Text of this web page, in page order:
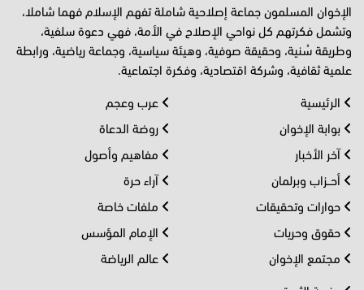
الإخوان المسلمون جماعة إصلاحية شاملة تفهم الإسلام فهما شاملا،
وتشمل فكرتهم كل نواحي الإصلاح في الأمة، فهي دعوة سلفية،
وطريقة سُنية، وحقيقة صوفية، وهيئة سياسية، وجماعة رياضية، ورابطة
علمية ثقافية، وشركة اقتصادية، وفكرة اجتماعية.
الرئيسية
بوابة الإخوان
آخر الأخبار
أحــزاب وبرلمان
حوارات وتحقيقات
حقوق وحريات
مجتمع الإخوان
عرب وعجم
روضة الدعاة
مفاهيم وأصول
آراء حرة
ملفات خاصة
الإمام المؤسس
عالم الرياضة